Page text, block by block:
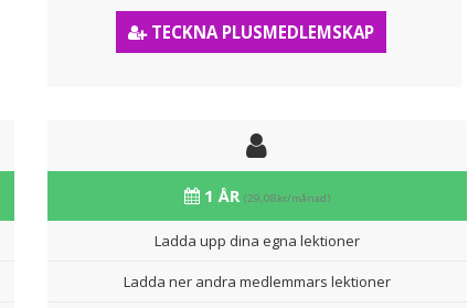
TECKNA PLUSMEDLEMSKAP
1 ÅR (29,08kr/månad)
Ladda upp dina egna lektioner
Ladda ner andra medlemmars lektioner